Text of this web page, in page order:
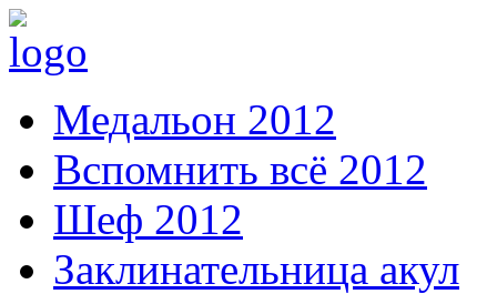
Медальон 2012
Вспомнить всё 2012
Шеф 2012
Заклинательница акул